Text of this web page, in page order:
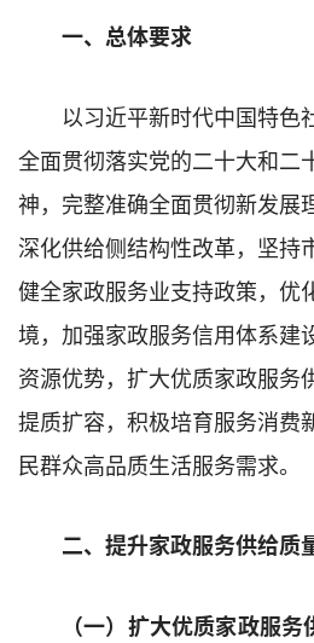
一、总体要求
以习近平新时代中国特色
全面贯彻落实党的二十大和二
神，完整准确全面贯彻新发展
深化供给侧结构性改革，坚持
健全家政服务业支持政策，优
境，加强家政服务信用体系建
资源优势，扩大优质家政服务
提质扩容，积极培育服务消费
民群众高品质生活服务需求。
二、提升家政服务供给质
（一）扩大优质家政服务